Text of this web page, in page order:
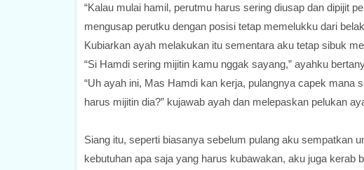
“Kalau mulai hamil, perutmu harus sering diusap dan dipijit
mengusap perutku dengan posisi tetap memelukku dari
Kubiarkan ayah melakukan itu sementara aku tetap sibuk
“Si Hamdi sering mijitin kamu nggak sayang,” ayahku
“Uh ayah ini, Mas Hamdi kan kerja, pulangnya capek mana
harus mijitin dia?” kujawab ayah dan melepaskan pelukan
Siang itu, seperti biasanya sebelum pulang aku sempatkan
kebutuhan apa saja yang harus kubawakan, aku juga